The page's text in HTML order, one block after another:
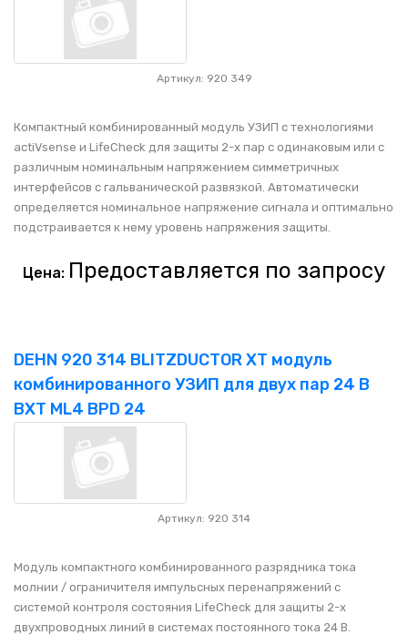
Артикул: 920 349
Компактный комбинированный модуль УЗИП с технологиями
actiVsense и LifeCheck для защиты 2-х пар с одинаковым или с
различным номинальным напряжением симметричных
интерфейсов с гальванической развязкой. Автоматически
определяется номинальное напряжение сигнала и оптимально
подстраивается к нему уровень напряжения защиты.
Цена: Предоставляется по запросу
DEHN 920 314 BLITZDUCTOR XT модуль
комбинированного УЗИП для двух пар 24 В
BXT ML4 BPD 24
Артикул: 920 314
Модуль компактного комбинированного разрядника тока
молнии / ограничителя импульсных перенапряжений с
системой контроля состояния LifeCheck для защиты 2-х
двухпроводных линий в системах постоянного тока 24 В.